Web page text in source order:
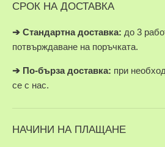
СРОК НА ДОСТАВКА
➔ Стандартна доставка: до 3
потвърждаване на поръчката.
➔ По-бърза доставка: при
се с нас.
НАЧИНИ НА ПЛАЩАНЕ